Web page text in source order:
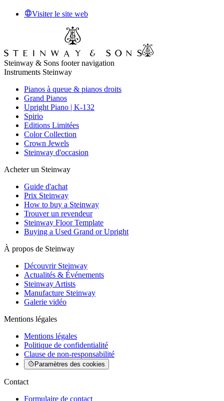
Visiter le site web
Steinway & Sons footer navigation
Instruments Steinway
Pianos à queue & pianos droits
Grand Pianos
Upright Piano | K-132
Spirio
Editions Limitées
Color Collection
Crown Jewels
Steinway d'occasion
Acheter un Steinway
Guide d'achat
Prix Steinway
How to buy a Steinway
Trouver un revendeur
Steinway Floor Template
Buying a Used Grand or Upright
À propos de Steinway
Découvrir Steinway
Actualités & Événements
Steinway Artists
Manufacture Steinway
Galerie vidéo
Mentions légales
Mentions légales
Politique de confidentialité
Clause de non-responsabilité
Paramètres des cookies
Contact
Formulaire de contact